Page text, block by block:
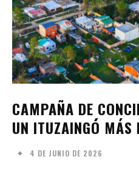
CAMPAÑA DE
UN ITUZAINGÓ MÁS
4 DE JUNIO DE 2026